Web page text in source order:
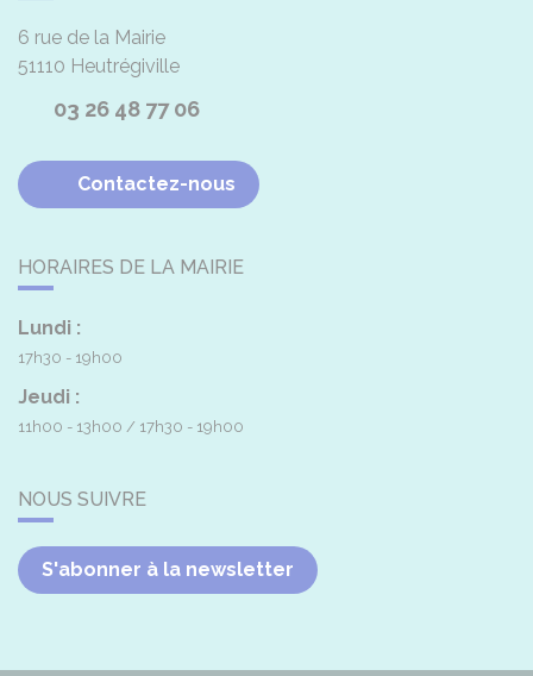
6 rue de la Mairie
51110 Heutrégiville
03 26 48 77 06
Contactez-nous
HORAIRES DE LA MAIRIE
Lundi :
17h30 - 19h00
Jeudi :
11h00 - 13h00 17h30 - 19h00
NOUS SUIVRE
S'abonner à la newsletter